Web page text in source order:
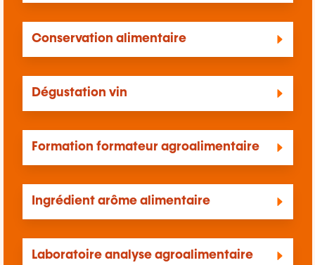
Conservation alimentaire
Dégustation vin
Formation formateur agroalimentaire
Ingrédient arôme alimentaire
Laboratoire analyse agroalimentaire